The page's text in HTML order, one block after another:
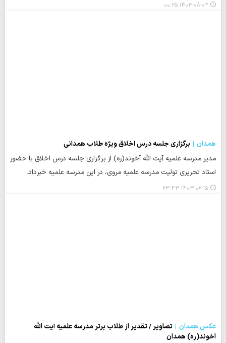
۱۴۰۳-۰۸-۰۲ ۰۰:۲۵
همدان
برگزاری جلسه درس اخلاق ویژه طلاب همدانی
مدیر مدرسه علمیه آیت الله آخوند(ره) از برگزاری جلسه درس اخلاق با حضور
استاد تحریری تولیت مدرسه علمیه مروی، در این مدرسه علمیه خبرداد.
۱۴۰۳-۰۶-۱۵ ۲۳:۴۳
عکس همدان
تصاویر / تقدیر از طلاب برتر مدرسه علمیه آیت الله
آخوند(ره) همدان